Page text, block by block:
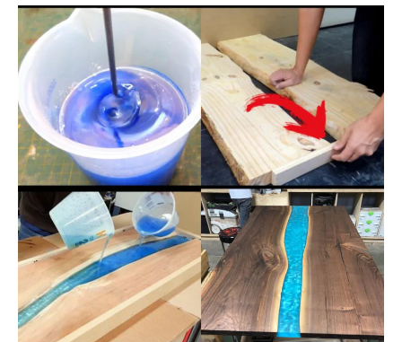
encontrará
tudo
o
que
precisa
para
transformar
seu
ambiente
com
peças
únicas.
Nosso
conteúdo
é
focado